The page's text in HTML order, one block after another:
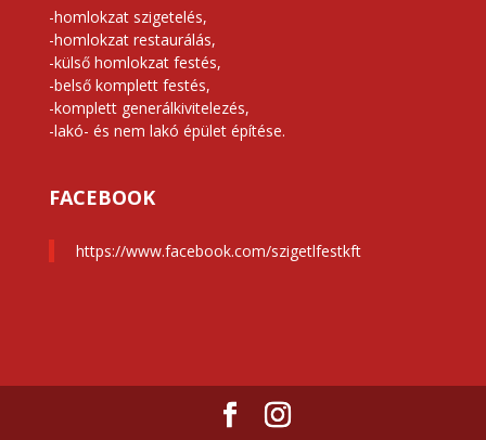
-homlokzat szigetelés,
-homlokzat restaurálás,
-külső homlokzat festés,
-belső komplett festés,
-komplett generálkivitelezés,
-lakó- és nem lakó épület építése.
FACEBOOK
https://www.facebook.com/szigetlfestkft